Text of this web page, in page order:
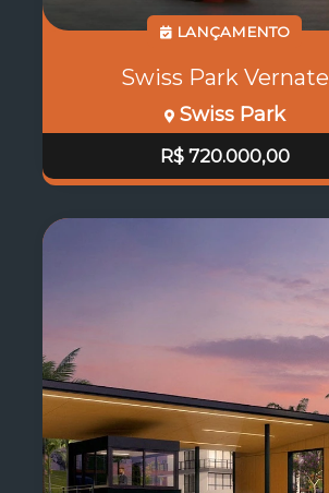
LANÇAMENTO
Swiss Park Vernate
Swiss Park
R$ 720.000,00